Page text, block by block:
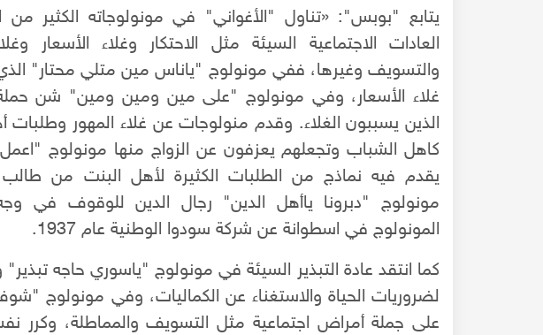
يتابع "بوبس": «تناول "الأغواني" في مونولوجاته الكثير من
العادات الاجتماعية السيئة مثل الاحتكار وغلاء الأسعار
غلاء الأسعار، وفي مونولوج "على مين ومين ومين" شن حملة
الذين يسببون الغلاء. وقدم منولوجات عن غلاء المهور وطلبات
كاهل الشباب وتجعلهم يعزفون عن الزواج منها مونولوج
يقدم فيه نماذج من الطلبات الكثيرة لأهل البنت من
مونولوج "دبرونا ياأهل الدين" رجال الدين للوقوف في
المونولوج في اسطوانة عن شركة سودوا الوطنية عام 1937.
كما انتقد عادة التبذير السيئة في مونولوج "ياسوري حاجه تبذير"
لضروريات الحياة والاستغناء عن الكماليات، وفي
على جملة أمراض اجتماعية مثل التسويف والمماطلة، وكرر